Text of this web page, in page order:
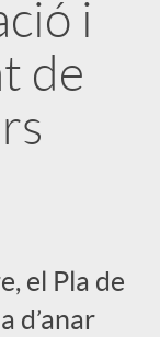
i
de
el Pla de
d’anar